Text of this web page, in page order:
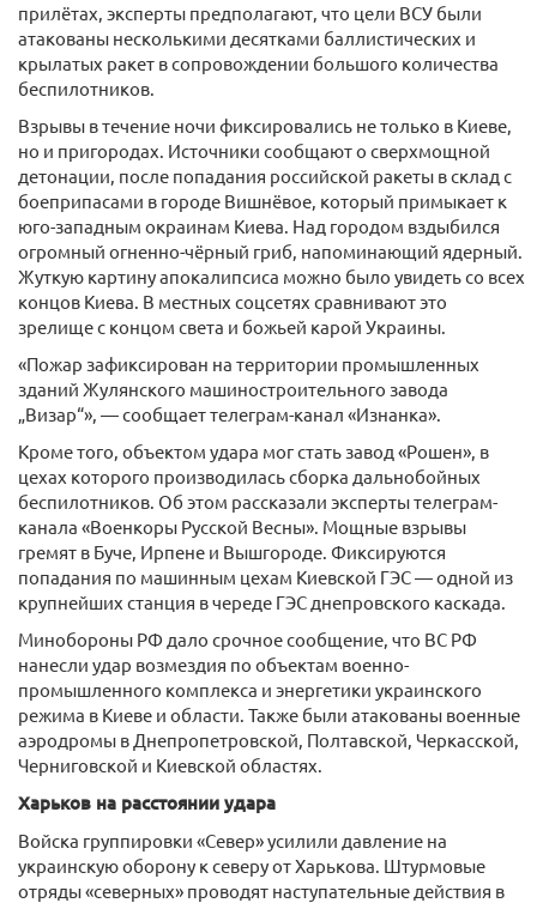
прилётах, эксперты предполагают, что цели ВСУ были
атакованы несколькими десятками баллистических и
крылатых ракет в сопровождении большого количества
беспилотников.
Взрывы в течение ночи фиксировались не только в Киеве,
но и пригородах. Источники сообщают о сверхмощной
детонации, после попадания российской ракеты в склад с
боеприпасами в городе Вишнёвое, который примыкает к
юго-западным окраинам Киева. Над городом вздыбился
огромный огненно-чёрный гриб, напоминающий ядерный.
Жуткую картину апокалипсиса можно было увидеть со всех
концов Киева. В местных соцсетях сравнивают это
зрелище с концом света и божьей карой Украины.
«Пожар зафиксирован на территории промышленных
зданий Жулянского машиностроительного завода
„Визар“», — сообщает телеграм-канал «Изнанка».
Кроме того, объектом удара мог стать завод «Рошен», в
цехах которого производилась сборка дальнобойных
беспилотников. Об этом рассказали эксперты телеграм-
канала «Военкоры Русской Весны». Мощные взрывы
гремят в Буче, Ирпене и Вышгороде. Фиксируются
попадания по машинным цехам Киевской ГЭС — одной из
крупнейших станция в череде ГЭС днепровского каскада.
Минобороны РФ дало срочное сообщение, что ВС РФ
нанесли удар возмездия по объектам военно-
промышленного комплекса и энергетики украинского
режима в Киеве и области. Также были атакованы военные
аэродромы в Днепропетровской, Полтавской, Черкасской,
Черниговской и Киевской областях.
Харьков на расстоянии удара
Войска группировки «Север» усилили давление на
украинскую оборону к северу от Харькова. Штурмовые
отряды «северных» проводят наступательные действия в